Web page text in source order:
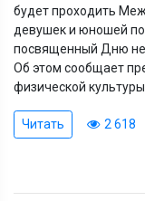
будет проходить
девушек и юношей
посвященный Дню
Об этом сообщает
физической
Читать 2 618